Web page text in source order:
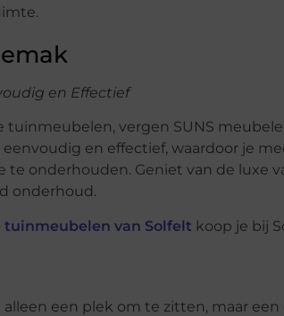
en Effectief
vergen SUNS
eenvoudig en effectief, waardoor je
te onderhouden. Geniet van de luxe
onderhoud.
tuinmeubelen van Solfelt koop je bij
een plek om te zitten, maar